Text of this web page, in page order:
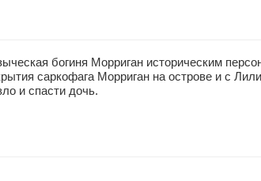
богиня Морриган историческим
саркофага Морриган на острове и с
и спасти дочь.